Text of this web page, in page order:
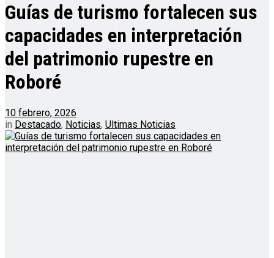
Guías de turismo fortalecen sus
capacidades en interpretación
del patrimonio rupestre en
Roboré
10 febrero, 2026
in Destacado, Noticias, Ultimas Noticias